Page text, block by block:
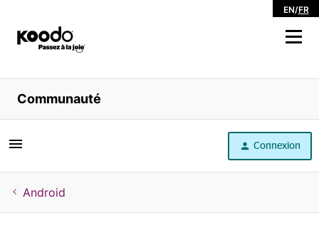
EN/FR
Magasiner
Libre service
Aide
Communauté
Connexion
Android